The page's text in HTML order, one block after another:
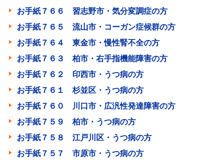
お手紙７６６ 習志野市・気分変調症の方
お手紙７６５ 流山市・コーガン症候群の方
お手紙７６４ 東金市・慢性腎不全の方
お手紙７６３ 柏市・右手指機能障害の方
お手紙７６２ 印西市・うつ病の方
お手紙７６１ 杉並区・うつ病の方
お手紙７６０ 川口市・広汎性発達障害の方
お手紙７５９ 柏市・うつ病の方
お手紙７５８ 江戸川区・うつ病の方
お手紙７５７ 市原市・うつ病の方